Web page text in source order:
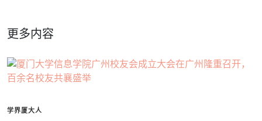
更多内容
学界厦大人